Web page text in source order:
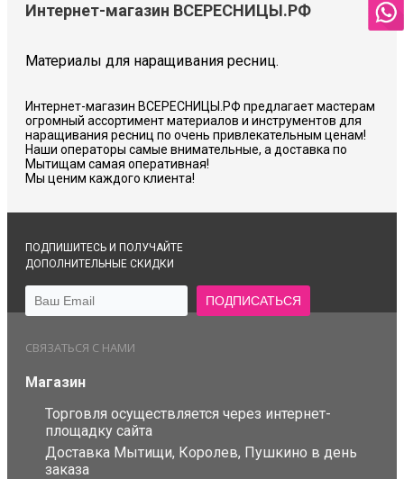
Интернет-магазин ВСЕРЕСНИЦЫ.РФ
Материалы для наращивания ресниц.
Интернет-магазин ВСЕРЕСНИЦЫ.РФ предлагает мастерам
огромный ассортимент материалов и инструментов для
наращивания ресниц по очень привлекательным ценам!
Наши операторы самые внимательные, а доставка по
Мытищам самая оперативная!
Мы ценим каждого клиента!
ПОДПИШИТЕСЬ И ПОЛУЧАЙТЕ
ДОПОЛНИТЕЛЬНЫЕ СКИДКИ
СВЯЗАТЬСЯ С НАМИ
Магазин
Торговля осуществляется через интернет-
площадку сайта
Доставка Мытищи, Королев, Пушкино в день
заказа